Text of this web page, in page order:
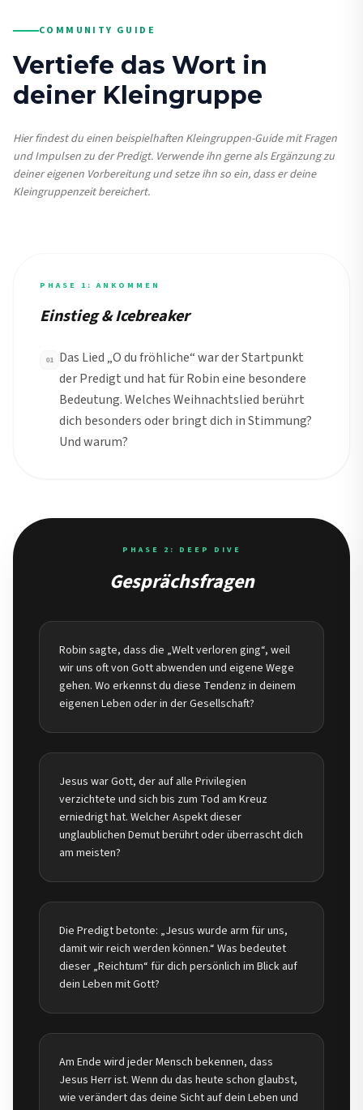
COMMUNITY GUIDE
Vertiefe das Wort in
deiner Kleingruppe
Hier findest du einen beispielhaften Kleingruppen-Guide mit Fragen
und Impulsen zu der Predigt. Verwende ihn gerne als Ergänzung zu
deiner eigenen Vorbereitung und setze ihn so ein, dass er deine
Kleingruppenzeit bereichert.
PHASE 1: ANKOMMEN
Einstieg & Icebreaker
01 Das Lied „O du fröhliche“ war der Startpunkt
der Predigt und hat für Robin eine besondere
Bedeutung. Welches Weihnachtslied berührt
dich besonders oder bringt dich in Stimmung?
Und warum?
PHASE 2: DEEP DIVE
Gesprächsfragen
Robin sagte, dass die „Welt verloren ging“, weil
wir uns oft von Gott abwenden und eigene Wege
gehen. Wo erkennst du diese Tendenz in deinem
eigenen Leben oder in der Gesellschaft?
Jesus war Gott, der auf alle Privilegien
verzichtete und sich bis zum Tod am Kreuz
erniedrigt hat. Welcher Aspekt dieser
unglaublichen Demut berührt oder überrascht dich
am meisten?
Die Predigt betonte: „Jesus wurde arm für uns,
damit wir reich werden können.“ Was bedeutet
dieser „Reichtum“ für dich persönlich im Blick auf
dein Leben mit Gott?
Am Ende wird jeder Mensch bekennen, dass
Jesus Herr ist. Wenn du das heute schon glaubst,
wie verändert das deine Sicht auf dein Leben und